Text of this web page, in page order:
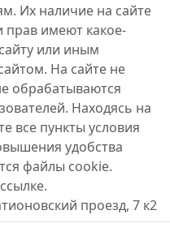
Их наличие на сайте
прав имеют какое-
или иным
На сайте не
обрабатываются
Находясь на
все пункты условия
удобства
файлы cookie.
проезд, 7 к2